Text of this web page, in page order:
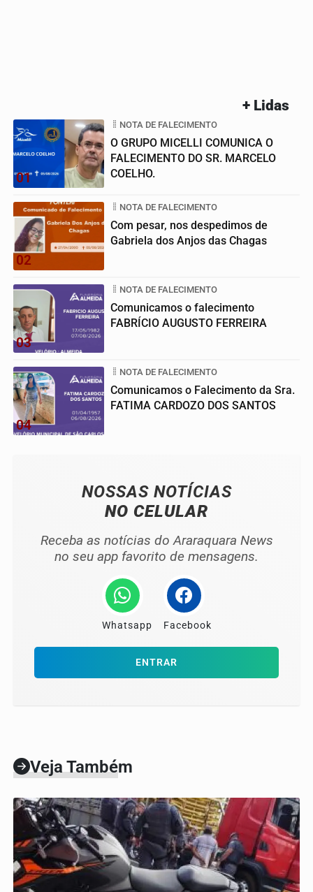
+ Lidas
01
NOTA DE FALECIMENTO
O GRUPO MICELLI COMUNICA O
FALECIMENTO DO SR. MARCELO
COELHO.
02
NOTA DE FALECIMENTO
Com pesar, nos despedimos de
Gabriela dos Anjos das Chagas
03
NOTA DE FALECIMENTO
Comunicamos o falecimento
FABRÍCIO AUGUSTO FERREIRA
04
NOTA DE FALECIMENTO
Comunicamos o Falecimento da Sra.
FATIMA CARDOZO DOS SANTOS
NOSSAS NOTÍCIAS
NO CELULAR
Receba as notícias do Araraquara News
no seu app favorito de mensagens.
Whatsapp Facebook
ENTRAR
Veja Também